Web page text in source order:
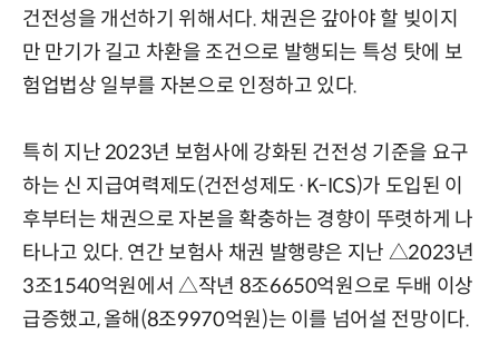
건전성을 개선하기 위해서다. 채권은 갚아야 할 빚이지
만 만기가 길고 차환을 조건으로 발행되는 특성 탓에 보
험업법상 일부를 자본으로 인정하고 있다.
특히 지난 2023년 보험사에 강화된 건전성 기준을 요구
하는 신 지급여력제도(건전성제도·K-ICS)가 도입된 이
후부터는 채권으로 자본을 확충하는 경향이 뚜렷하게 나
타나고 있다. 연간 보험사 채권 발행량은 지난 △2023년
3조1540억원에서 △작년 8조6650억원으로 두배 이상
급증했고, 올해(8조9970억원)는 이를 넘어설 전망이다.